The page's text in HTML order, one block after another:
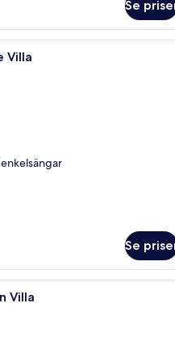
Se
Ett modernt hotellrum med
Villa
Se
Two Bedrooms Ocean Villa |
Villa